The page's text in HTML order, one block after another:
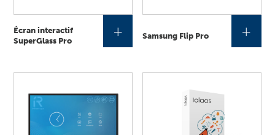
Écran interactif
SuperGlass Pro
+ Samsung Flip Pro +